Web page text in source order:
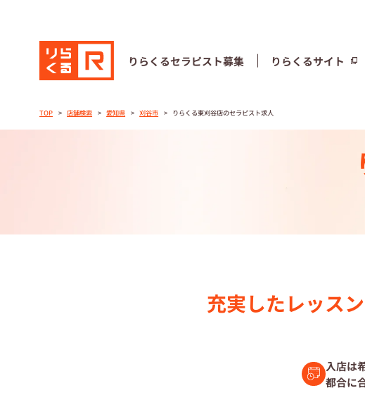
りらくるセラピスト募集 りらくるサイト
りらくるセラピスト募集 りらくるサイト
セラピストストーリー
トレーニング制度
セラピスト募集中の店
復職セラピスト募集
TOP 店舗検索 愛知県 刈谷市 りらくる東刈谷店のセラピスト求人
充実したレッス
入店は
都合に